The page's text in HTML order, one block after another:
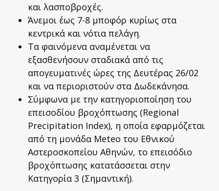
και λασποβροχές.
Άνεμοι έως 7-8 μποφόρ κυρίως στα
κεντρικά και νότια πελάγη.
Τα φαινόμενα αναμένεται να
εξασθενήσουν σταδιακά από τις
απογευματινές ώρες της Δευτέρας 26/02
και να περιοριστούν στα Δωδεκάνησα.
Σύμφωνα με την κατηγοριοποίηση του
επεισοδίου βροχόπτωσης (Regional
Precipitation Index), η οποία εφαρμόζεται
από τη μονάδα Meteo του Εθνικού
Αστεροσκοπείου Αθηνών, το επεισόδιο
βροχόπτωσης κατατάσσεται στην
Κατηγορία 3 (Σημαντική).